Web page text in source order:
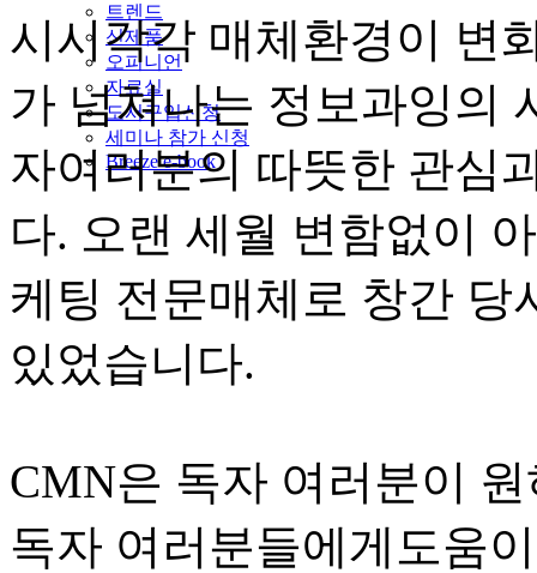
트렌드
신제품
오피니언
자료실
도서구입신청
세미나 참가 신청
Breeze e-book
시시각각 매체환경이 변
가 넘쳐나는 정보과잉의
자여러분의 따뜻한 관심
다. 오랜 세월 변함없이
케팅 전문매체로 창간 당
있었습니다.
CMN은 독자 여러분이
독자 여러분들에게도움